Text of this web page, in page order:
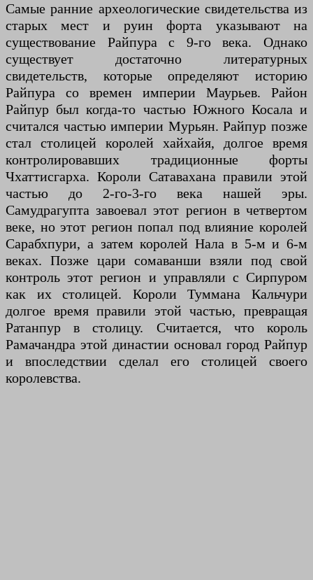
Самые ранние археологические свидетельства из
старых мест и руин форта указывают на
существование Райпура с 9-го века. Однако
существует достаточно литературных
свидетельств, которые определяют историю
Райпура со времен империи Маурьев. Район
Райпур был когда-то частью Южного Косала и
считался частью империи Мурьян. Райпур позже
стал столицей королей хайхайя, долгое время
контролировавших традиционные форты
Чхаттисгарха. Короли Сатавахана правили этой
частью до 2-го-3-го века нашей эры.
Самудрагупта завоевал этот регион в четвертом
веке, но этот регион попал под влияние королей
Сарабхпури, а затем королей Нала в 5-м и 6-м
веках. Позже цари сомаванши взяли под свой
контроль этот регион и управляли с Сирпуром
как их столицей. Короли Туммана Кальчури
долгое время правили этой частью, превращая
Ратанпур в столицу. Считается, что король
Рамачандра этой династии основал город Райпур
и впоследствии сделал его столицей своего
королевства.